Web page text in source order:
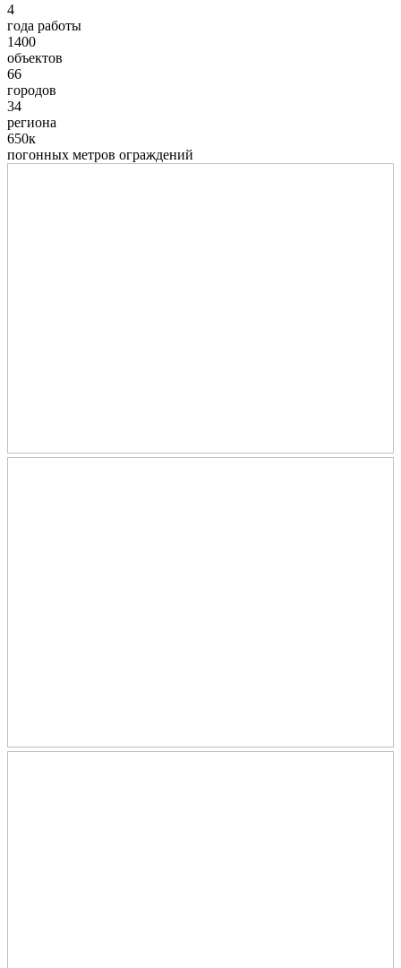
4
года работы
1400
объектов
66
городов
34
региона
650к
погонных метров ограждений